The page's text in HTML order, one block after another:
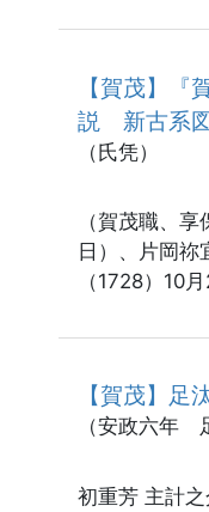
【賀茂】『
説 新古系図
（氏凭）
（賀茂職、
日）、片岡
（1728）10
【賀茂】足
（安政六年
初重芳 主計